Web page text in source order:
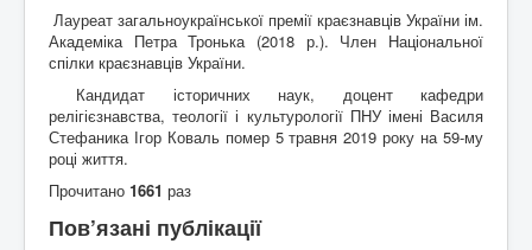
Лауреат загальноукраїнської премії краєзнавців України ім.
Академіка Петра Тронька (2018 р.). Член Національної
спілки краєзнавців України.
Кандидат історичних наук, доцент кафедри
релігієзнавства, теології і культурології ПНУ імені Василя
Стефаника Ігор Коваль помер 5 травня 2019 року на 59-му
році життя.
Прочитано 1661 раз
Пов’язані публікації